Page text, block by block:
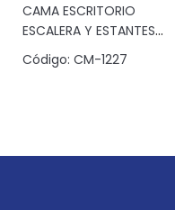
CAMA ESCRITORIO
ESCALERA Y ESTANTES
JATOBA
Código: CM-1227